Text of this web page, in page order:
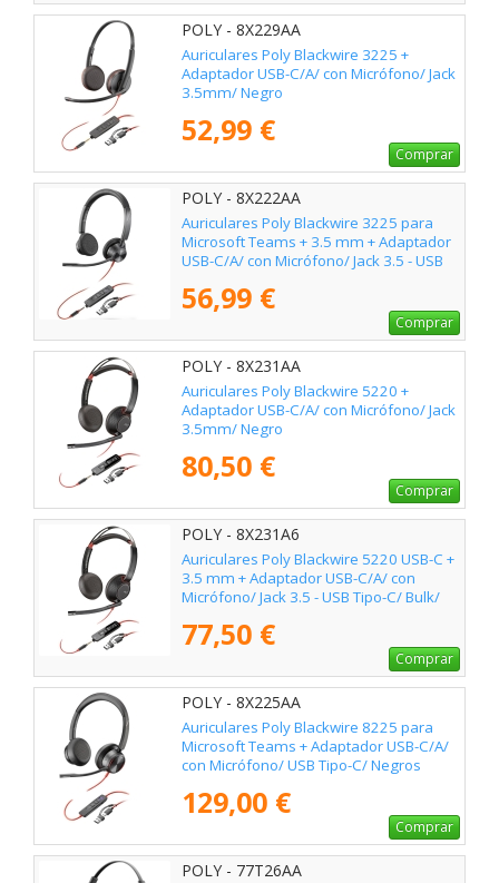
POLY - 8X229AA
Auriculares Poly Blackwire 3225 +
Adaptador USB-C/A/ con Micrófono/ Jack
3.5mm/ Negro
52,99 €
Comprar
POLY - 8X222AA
Auriculares Poly Blackwire 3225 para
Microsoft Teams + 3.5 mm + Adaptador
USB-C/A/ con Micrófono/ Jack 3.5 - USB
56,99 €
Comprar
POLY - 8X231AA
Auriculares Poly Blackwire 5220 +
Adaptador USB-C/A/ con Micrófono/ Jack
3.5mm/ Negro
80,50 €
Comprar
POLY - 8X231A6
Auriculares Poly Blackwire 5220 USB-C +
3.5 mm + Adaptador USB-C/A/ con
Micrófono/ Jack 3.5 - USB Tipo-C/ Bulk/
77,50 €
Comprar
POLY - 8X225AA
Auriculares Poly Blackwire 8225 para
Microsoft Teams + Adaptador USB-C/A/
con Micrófono/ USB Tipo-C/ Negros
129,00 €
Comprar
POLY - 77T26AA